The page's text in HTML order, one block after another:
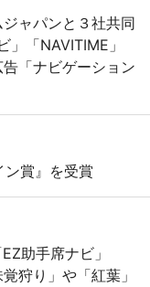
ャパンと３社共同
「NAVITIME」
「ナビゲーション
ン賞』を受賞
助手席ナビ」
狩り」や「紅葉」